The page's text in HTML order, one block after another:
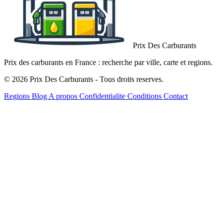
Prix Des Carburants
Prix des carburants en France : recherche par ville, carte et regions.
© 2026 Prix Des Carburants - Tous droits reserves.
Regions Blog A propos Confidentialite Conditions Contact